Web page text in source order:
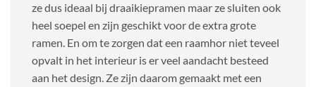
ze dus ideaal bij draaikiepramen maar ze sluiten ook
heel soepel en zijn geschikt voor de extra grote
ramen. En om te zorgen dat een raamhor niet teveel
opvalt in het interieur is er veel aandacht besteed
aan het design. Ze zijn daarom gemaakt met een